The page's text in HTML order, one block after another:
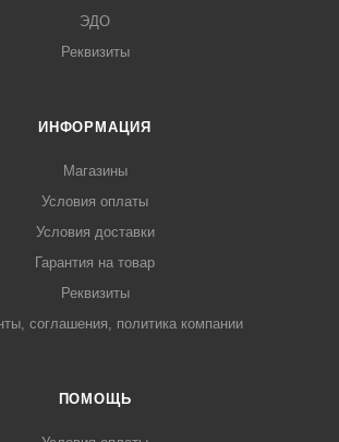
ЭДО
Реквизиты
ИНФОРМАЦИЯ
Магазины
Условия оплаты
Условия доставки
Гарантия на товар
Реквизиты
соглашения, политика компании
ПОМОЩЬ